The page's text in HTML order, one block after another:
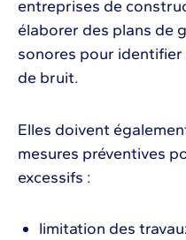
entreprises de
élaborer des plans de
sonores pour identifier
de bruit.
Elles doivent
mesures préventives
excessifs :
limitation des